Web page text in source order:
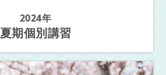
2024年
夏期個別講習